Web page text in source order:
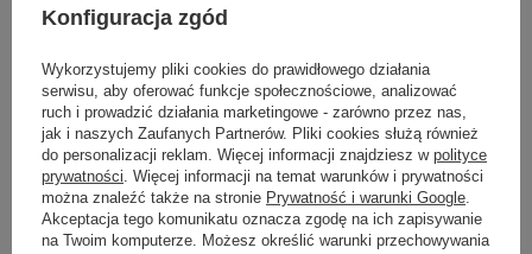
watt
Nazwa
OPRAWKA
WYSOKOŚC KARTONU [cm]
SZEROKOŚĆ KARTONU [cm]
GŁĘBOKOŚĆ KARTONU [cm]
label
E27
32
Konfiguracja zgód
Wykorzystujemy pliki cookies do prawidłowego działania
serwisu, aby oferować funkcje społecznościowe, analizować
ruch i prowadzić działania marketingowe - zarówno przez nas,
jak i naszych Zaufanych Partnerów. Pliki cookies służą również
do personalizacji reklam. Więcej informacji znajdziesz w polityce
prywatności . Więcej informacji na temat warunków i prywatności
można znaleźć także na stronie Prywatność i warunki Google
Akceptacja tego komunikatu oznacza zgodę na ich zapisywanie
na Twoim komputerze. Możesz określić warunki przechowywania